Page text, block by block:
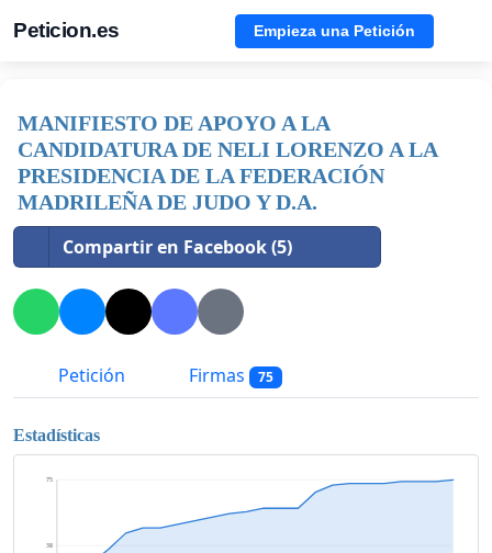
Peticion.es Empieza una Petición
MANIFIESTO DE APOYO A LA
CANDIDATURA DE NELI LORENZO A LA
PRESIDENCIA DE LA FEDERACIÓN
MADRILEÑA DE JUDO Y D.A.
Compartir en Facebook (5)
Petición Firmas 75
Estadísticas
38
75